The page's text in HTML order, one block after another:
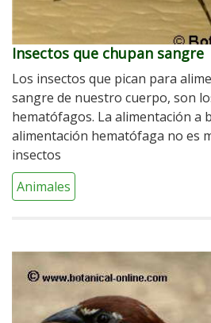
Insectos que chupan sangre
Los insectos que pican para
sangre de nuestro cuerpo, son
hematófagos. La alimentación a
alimentación hematófaga no es
insectos
Animales